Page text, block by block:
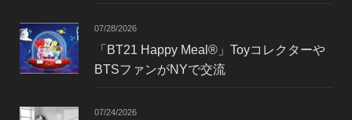
07/28/2026
「BT21 Happy Meal®」Toyコレクターや
BTSファンがNYで交流
07/24/2026